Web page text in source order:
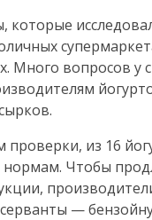
которые
Много вопросов у
проверки, из 16
Чтобы
—